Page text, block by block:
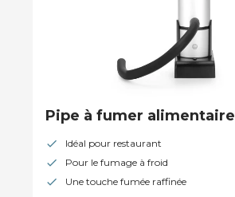
Pipe à fumer alimentaire
Idéal pour restaurant
Pour le fumage à froid
Une touche fumée raffinée